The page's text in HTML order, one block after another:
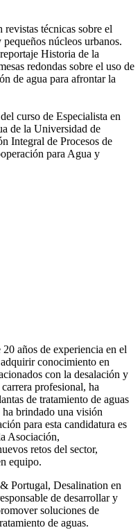
técnicas sobre el
pequeños núcleos urbanos.
reportaje Historia de la
redondas sobre el uso de
de agua para afrontar la
curso de Especialista en
de la Universidad de
Integral de Procesos de
para Agua y
años de experiencia en el
conocimiento en
con la desalación y
profesional, ha
de tratamiento de aguas
brindado una visión
para esta candidatura es
Asociación,
retos del sector,
equipo.
Portugal, Desalination en
de desarrollar y
soluciones de
de aguas.